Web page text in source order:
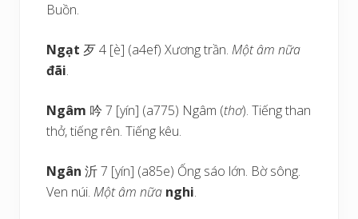
Buồn.
Ngạt 歹 4 [è] (a4ef) Xương trần.Một âm nữa
đãi.
Ngâm 吟 7 [yín] (a775) Ngâm (thơ). Tiếng than
thở, tiếng rên. Tiếng kêu.
Ngân 沂 7 [yín] (a85e) Ống sáo lớn. Bờ sông.
Ven núi.Một âm nữa nghi.